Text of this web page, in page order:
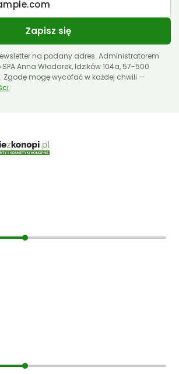
Zapisz się
na podany adres. Administratorem
Anna Włodarek, Idzików 104a, 57-500
Zgodę mogę wycofać w każdej chwili —
.